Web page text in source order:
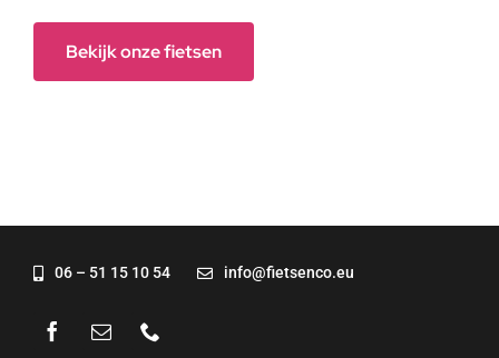
Bekijk onze fietsen
06 – 51 15 10 54 info@fietsenco.eu